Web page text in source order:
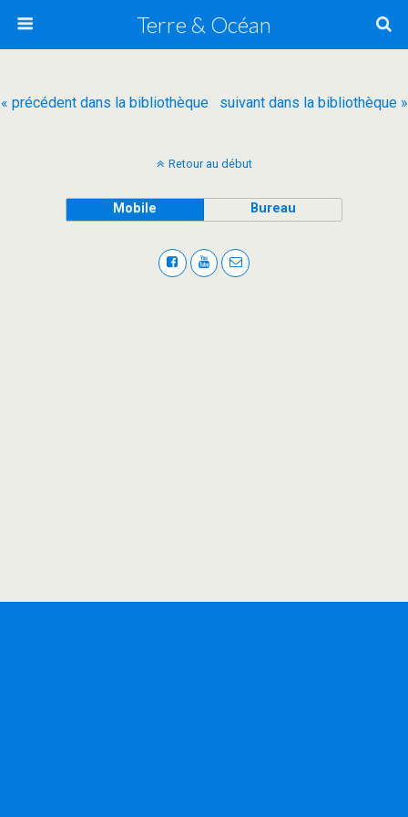
Terre & Océan
« précédent dans la bibliothèque suivant dans la bibliothèque »
Retour au début
Mobile Bureau